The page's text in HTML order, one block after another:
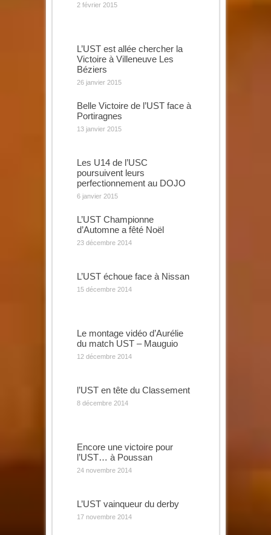
2 février 2015
L’UST est allée chercher la
Victoire à Villeneuve Les
Béziers
26 janvier 2015
Belle Victoire de l’UST face à
Portiragnes
13 janvier 2015
Les U14 de l’USC
poursuivent leurs
perfectionnement au DOJO
6 janvier 2015
L’UST Championne
d’Automne a fêté Noël
23 décembre 2014
L’UST échoue face à Nissan
15 décembre 2014
Le montage vidéo d’Aurélie
du match UST – Mauguio
12 décembre 2014
l’UST en tête du Classement
8 décembre 2014
Encore une victoire pour
l’UST… à Poussan
24 novembre 2014
L’UST vainqueur du derby
17 novembre 2014